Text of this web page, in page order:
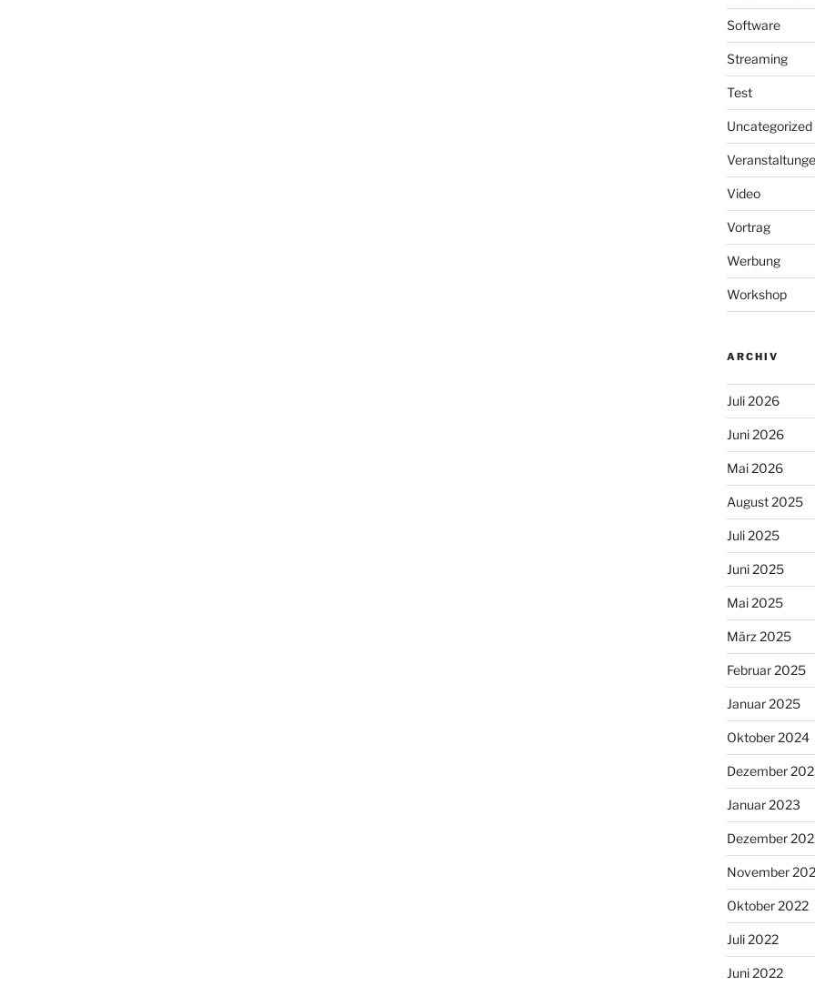
Software
Streaming
Test
Uncategorized
Video
Vortrag
Werbung
Workshop
ARCHIV
Juli 2026
Juni 2026
Mai 2026
August 2025
Juli 2025
Juni 2025
Mai 2025
März 2025
Februar 2025
Januar 2025
Oktober 2024
Dezember
Januar 2023
Dezember
November
Oktober 2022
Juli 2022
Juni 2022